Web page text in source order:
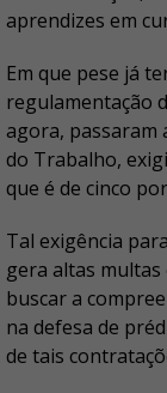
aprendizes em
Em que pese já
regulamentação
agora, passaram
do Trabalho,
que é de cinco
Tal exigência
gera altas multas
buscar a
na defesa de
de tais